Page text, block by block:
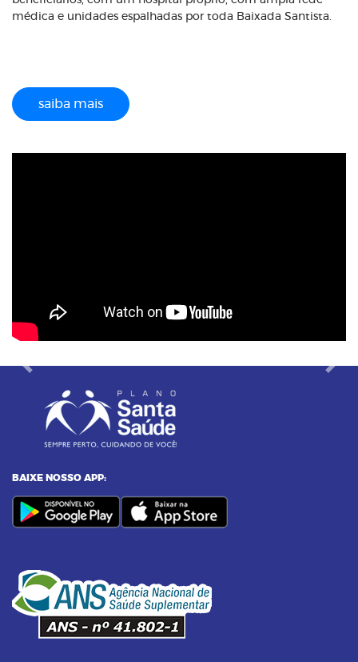
médica e unidades espalhadas por toda Baixada Santista.
saiba mais
Previous Next
BAIXE NOSSO APP: